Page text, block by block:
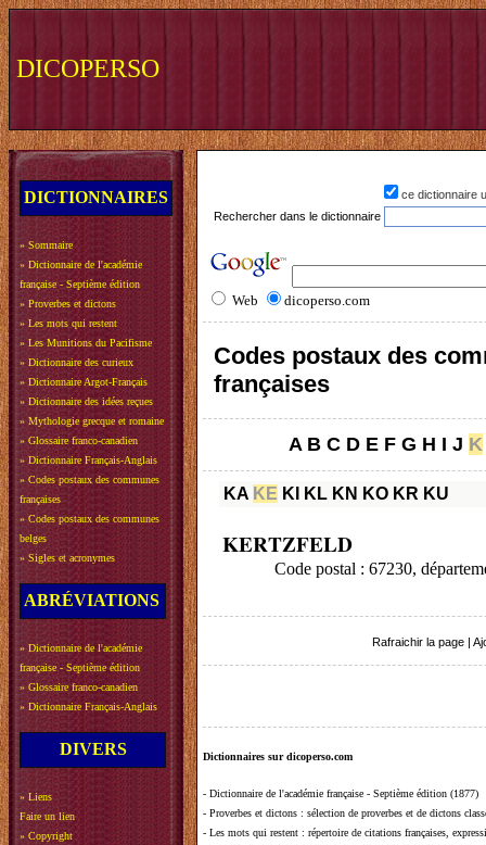
DICOPERSO
DICTIONNAIRES
» Sommaire
» Dictionnaire de l'académie
française - Septième édition
» Proverbes et dictons
» Les mots qui restent
» Les Munitions du Pacifisme
» Dictionnaire des curieux
» Dictionnaire Argot-Français
» Dictionnaire des idées reçues
» Mythologie grecque et romaine
» Glossaire franco-canadien
» Dictionnaire Français-Anglais
» Codes postaux des communes
françaises
» Codes postaux des communes
belges
» Sigles et acronymes
ABRÉVIATIONS
» Dictionnaire de l'académie
française - Septième édition
» Glossaire franco-canadien
» Dictionnaire Français-Anglais
DIVERS
» Liens
Faire un lien
» Copyright
ce dictionnaire
Rechercher dans le dictionnaire
Web dicoperso.com
Codes postaux des
françaises
A B C D E F G H I J K
KA KE KI KL KN KO KR KU
KERTZFELD
Code postal : 67230,
Rafraichir la page
Dictionnaires sur dicoperso.com
- Dictionnaire de l'académie française - Septième édition (1877)
- Proverbes et dictons : sélection de proverbes et de dictons
- Les mots qui restent : répertoire de citations françaises,